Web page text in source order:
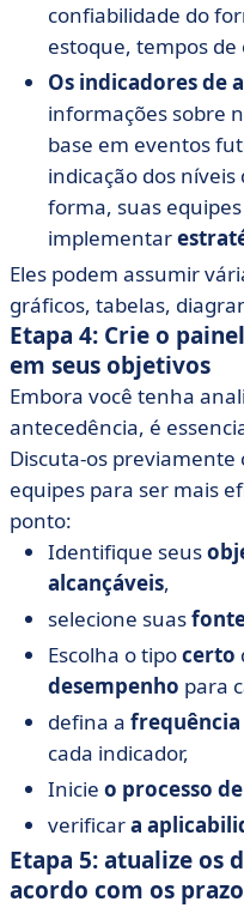
confiabilidade do
estoque, tempos de
Os indicadores de
informações sobre
base em eventos
indicação dos
forma, suas
implementar
Eles podem assumir
gráficos, tabelas,
Etapa 4: Crie o
em seus objetivos
Embora você tenha
antecedência, é
Discuta-os
equipes para ser mais
ponto:
Identifique seus
alcançáveis,
selecione suas
Escolha o tipocerto
desempenho para
defina a frequência
cada indicador,
Inicie o processo
verificara
Etapa 5: atualize os
acordo com os